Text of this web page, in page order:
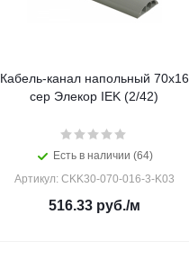
Кабель-канал напольный 70х16
сер Элекор IEK (2/42)
Есть в наличии (64)
Артикул: CKK30-070-016-3-K03
516.33руб./м